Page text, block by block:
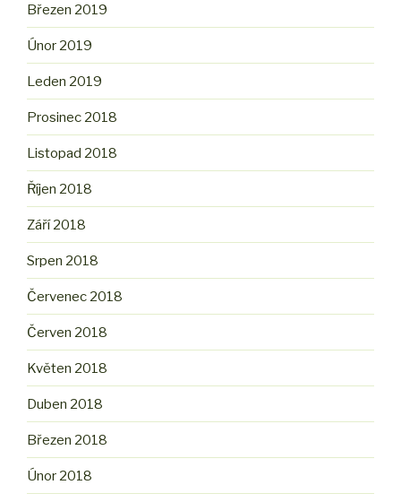
Březen 2019
Únor 2019
Leden 2019
Prosinec 2018
Listopad 2018
Říjen 2018
Září 2018
Srpen 2018
Červenec 2018
Červen 2018
Květen 2018
Duben 2018
Březen 2018
Únor 2018